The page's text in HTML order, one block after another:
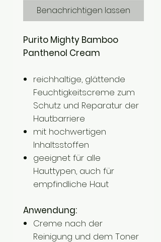
Benachrichtigen lassen
Purito Mighty Bamboo
Panthenol Cream
reichhaltige, glättende
Feuchtigkeitscreme zum
Schutz und Reparatur der
Hautbarriere
mit hochwertigen
Inhaltsstoffen
geeignet für alle
Hauttypen, auch für
empfindliche Haut
Anwendung:
Creme nach der
Reinigung und dem Toner